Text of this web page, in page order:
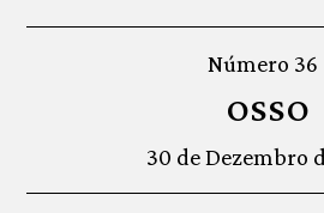
Número 36
OSSO
30 de Dezembro